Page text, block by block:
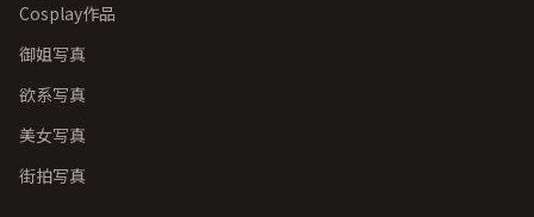
Cosplay作品
御姐写真
欲系写真
美女写真
街拍写真